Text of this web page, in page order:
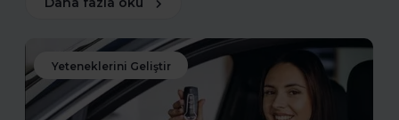
Yeteneklerini Geliştir